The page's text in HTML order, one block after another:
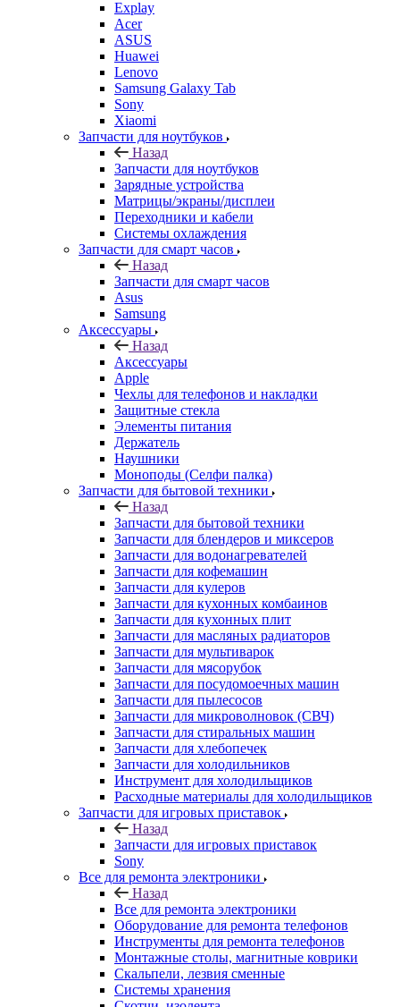
Запчасти для ноутбуков
Назад
Запчасти для ноутбуков
Зарядные устройства
Матрицы/экраны/дисплеи
Переходники и кабели
Системы охлаждения
Запчасти для смарт часов
Назад
Запчасти для смарт часов
Asus
Samsung
Аксессуары
Назад
Аксессуары
Apple
Чехлы для телефонов и накладки
Защитные стекла
Элементы питания
Держатель
Наушники
Моноподы (Селфи палка)
Запчасти для бытовой техники
Назад
Запчасти для бытовой техники
Запчасти для блендеров и миксеров
Запчасти для водонагревателей
Запчасти для кофемашин
Запчасти для кулеров
Запчасти для кухонных комбаинов
Запчасти для кухонных плит
Запчасти для масляных радиаторов
Запчасти для мультиварок
Запчасти для мясорубок
Запчасти для посудомоечных машин
Запчасти для пылесосов
Запчасти для микроволновок (СВЧ)
Запчасти для стиральных машин
Запчасти для хлебопечек
Запчасти для холодильников
Инструмент для холодильщиков
Расходные материалы для холодильщиков
Запчасти для игровых приставок
Назад
Запчасти для игровых приставок
Sony
Все для ремонта электроники
Назад
Все для ремонта электроники
Оборудование для ремонта телефонов
Инструменты для ремонта телефонов
Монтажные столы, магнитные коврики
Скальпели, лезвия сменные
Системы хранения
Скотчи, изолента
Тачскрины
Компания
Назад
Компания
О компании
Новости
Контакты